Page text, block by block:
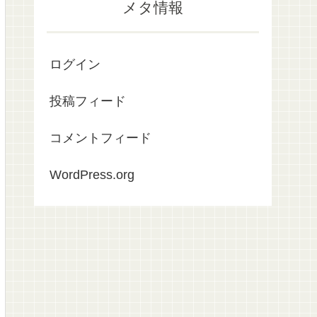
メタ情報
ログイン
投稿フィード
コメントフィード
WordPress.org